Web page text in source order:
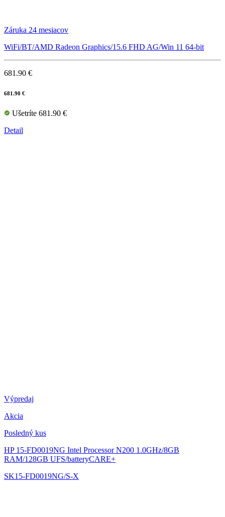
Záruka 24 mesiacov
WiFi/BT/AMD Radeon Graphics/15.6 FHD AG/Win 11 64-bit
681.90 €
681.90 €
Ušetríte 681.90 €
Detail
Výpredaj
Akcia
Posledný kus
HP 15-FD0019NG Intel Processor N200 1.0GHz/8GB
RAM/128GB UFS/batteryCARE+
SK15-FD0019NG/S-X